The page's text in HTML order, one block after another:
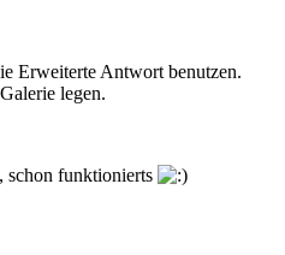
Erweiterte Antwort benutzen.
legen.
schon funktionierts